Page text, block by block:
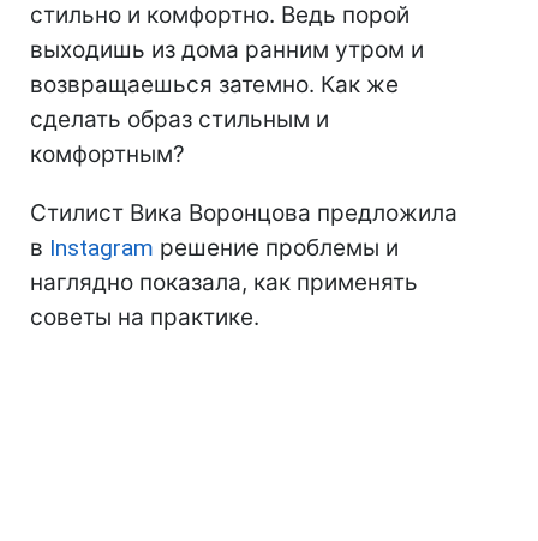
стильно и комфортно. Ведь порой
выходишь из дома ранним утром и
возвращаешься затемно. Как же
сделать образ стильным и
комфортным?
Стилист Вика Воронцова предложила
в Instagram решение проблемы и
наглядно показала, как применять
советы на практике.